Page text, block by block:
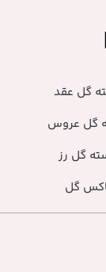
گل عقد
گل عروس
گل رز
گل